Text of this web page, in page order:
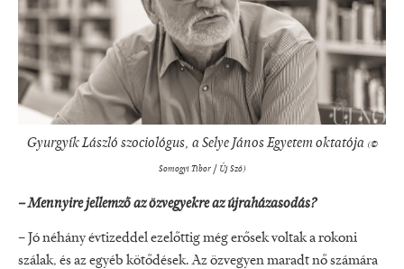
Gyurgyík László szociológus, a Selye János Egyetem okta­tója (©
Somogyi Tibor / Új Szó)
– Mennyire jellemző az özvegyekre az újraházasodás?
– Jó néhány évtizeddel ezelőttig még erősek voltak a rokoni
szálak, és az egyéb kötődések. Az özvegyen ma­radt nő számára